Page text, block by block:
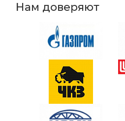
Нам доверяют